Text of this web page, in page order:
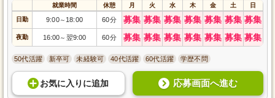
就業時間 休憩 月 火 水 木 金 土 日
日勤 9:00～ 18:00 60分 募集 募集 募集 募集 募集 募集 募集
夜勤 16:00～ 翌9:00 60分 募集 募集 募集 募集 募集 募集 募集
50代活躍 新卒可 未経験可 40代活躍 60代活躍 学歴不問
お気に入り に追加 応募画面へ進む